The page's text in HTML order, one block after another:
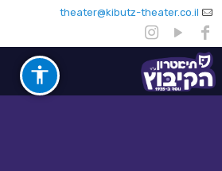
theater@kibutz-theater.co.il